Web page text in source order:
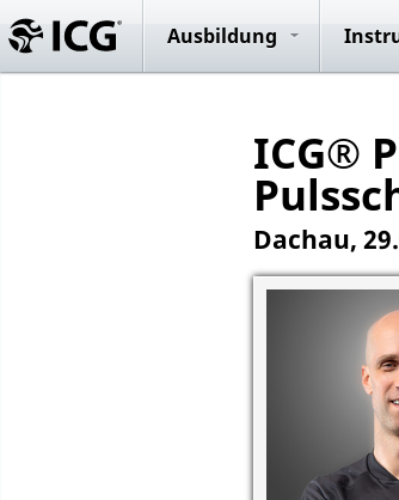
Ausbildung
ICG®
Dachau,